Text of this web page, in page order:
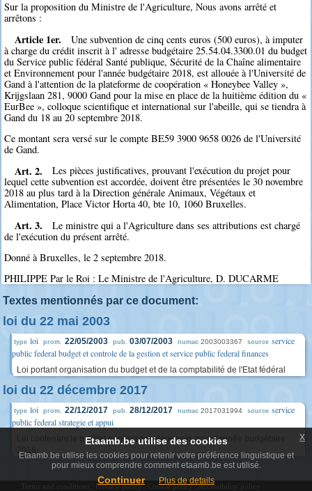
Sur la proposition du Ministre de l'Agriculture, Nous avons arrêté et
arrêtons :
Article 1er.
Une subvention de cinq cents euros (500 euros), à imputer
à charge du crédit inscrit à l' adresse budgétaire 25.54.04.3300.01 du budget
du Service public fédéral Santé publique, Sécurité de la Chaîne alimentaire
et Environnement pour l'année budgétaire 2018, est allouée à l'Université de
Gand à l'attention de la plateforme de coopération « Honeybee Valley »,
Krijgslaan 281, 9000 Gand pour la mise en place de la huitième édition du «
EurBee », colloque scientifique et international sur l'abeille, qui se tiendra à
Gand du 18 au 20 septembre 2018.
Ce montant sera versé sur le compte BE59 3900 9658 0026 de l'Université
de Gand.
Art. 2.
Les pièces justificatives, prouvant l'exécution du projet pour
lequel cette subvention est accordée, doivent être présentées le 30 novembre
2018 au plus tard à la Direction générale Animaux, Végétaux et
Alimentation, Place Victor Horta 40, bte 10, 1060 Bruxelles.
Art. 3.
Le ministre qui a l'Agriculture dans ses attributions est chargé
de l'exécution du présent arrêté.
Donné à Bruxelles, le 2 septembre 2018.
PHILIPPE Par le Roi : Le Ministre de l'Agriculture, D. DUCARME
Textes mentionnés par ce document:
loi du 22 mai 2003
type loi prom. 22/05/2003 pub. 03/07/2003 numac 2003003367 source service
public federal budget et controle de la gestion et service public federal finances
Loi portant organisation du budget et de la comptabilité de l'Etat fédéral
loi du 22 décembre 2017
type loi prom. 22/12/2017 pub. 28/12/2017 numac 2017031994 source service
public federal strategie et appui
Loi contenant le budget général des dépenses pour l'année budgétaire
2018
Privacy policy| Cookie policy|Accessibility policy
Etaamb.be utilise des cookies
Etaamb.be utilise les cookies pour retenir votre préférence linguistique et
pour mieux comprendre comment etaamb.be est utilisé.
Continuer Plus de details
x